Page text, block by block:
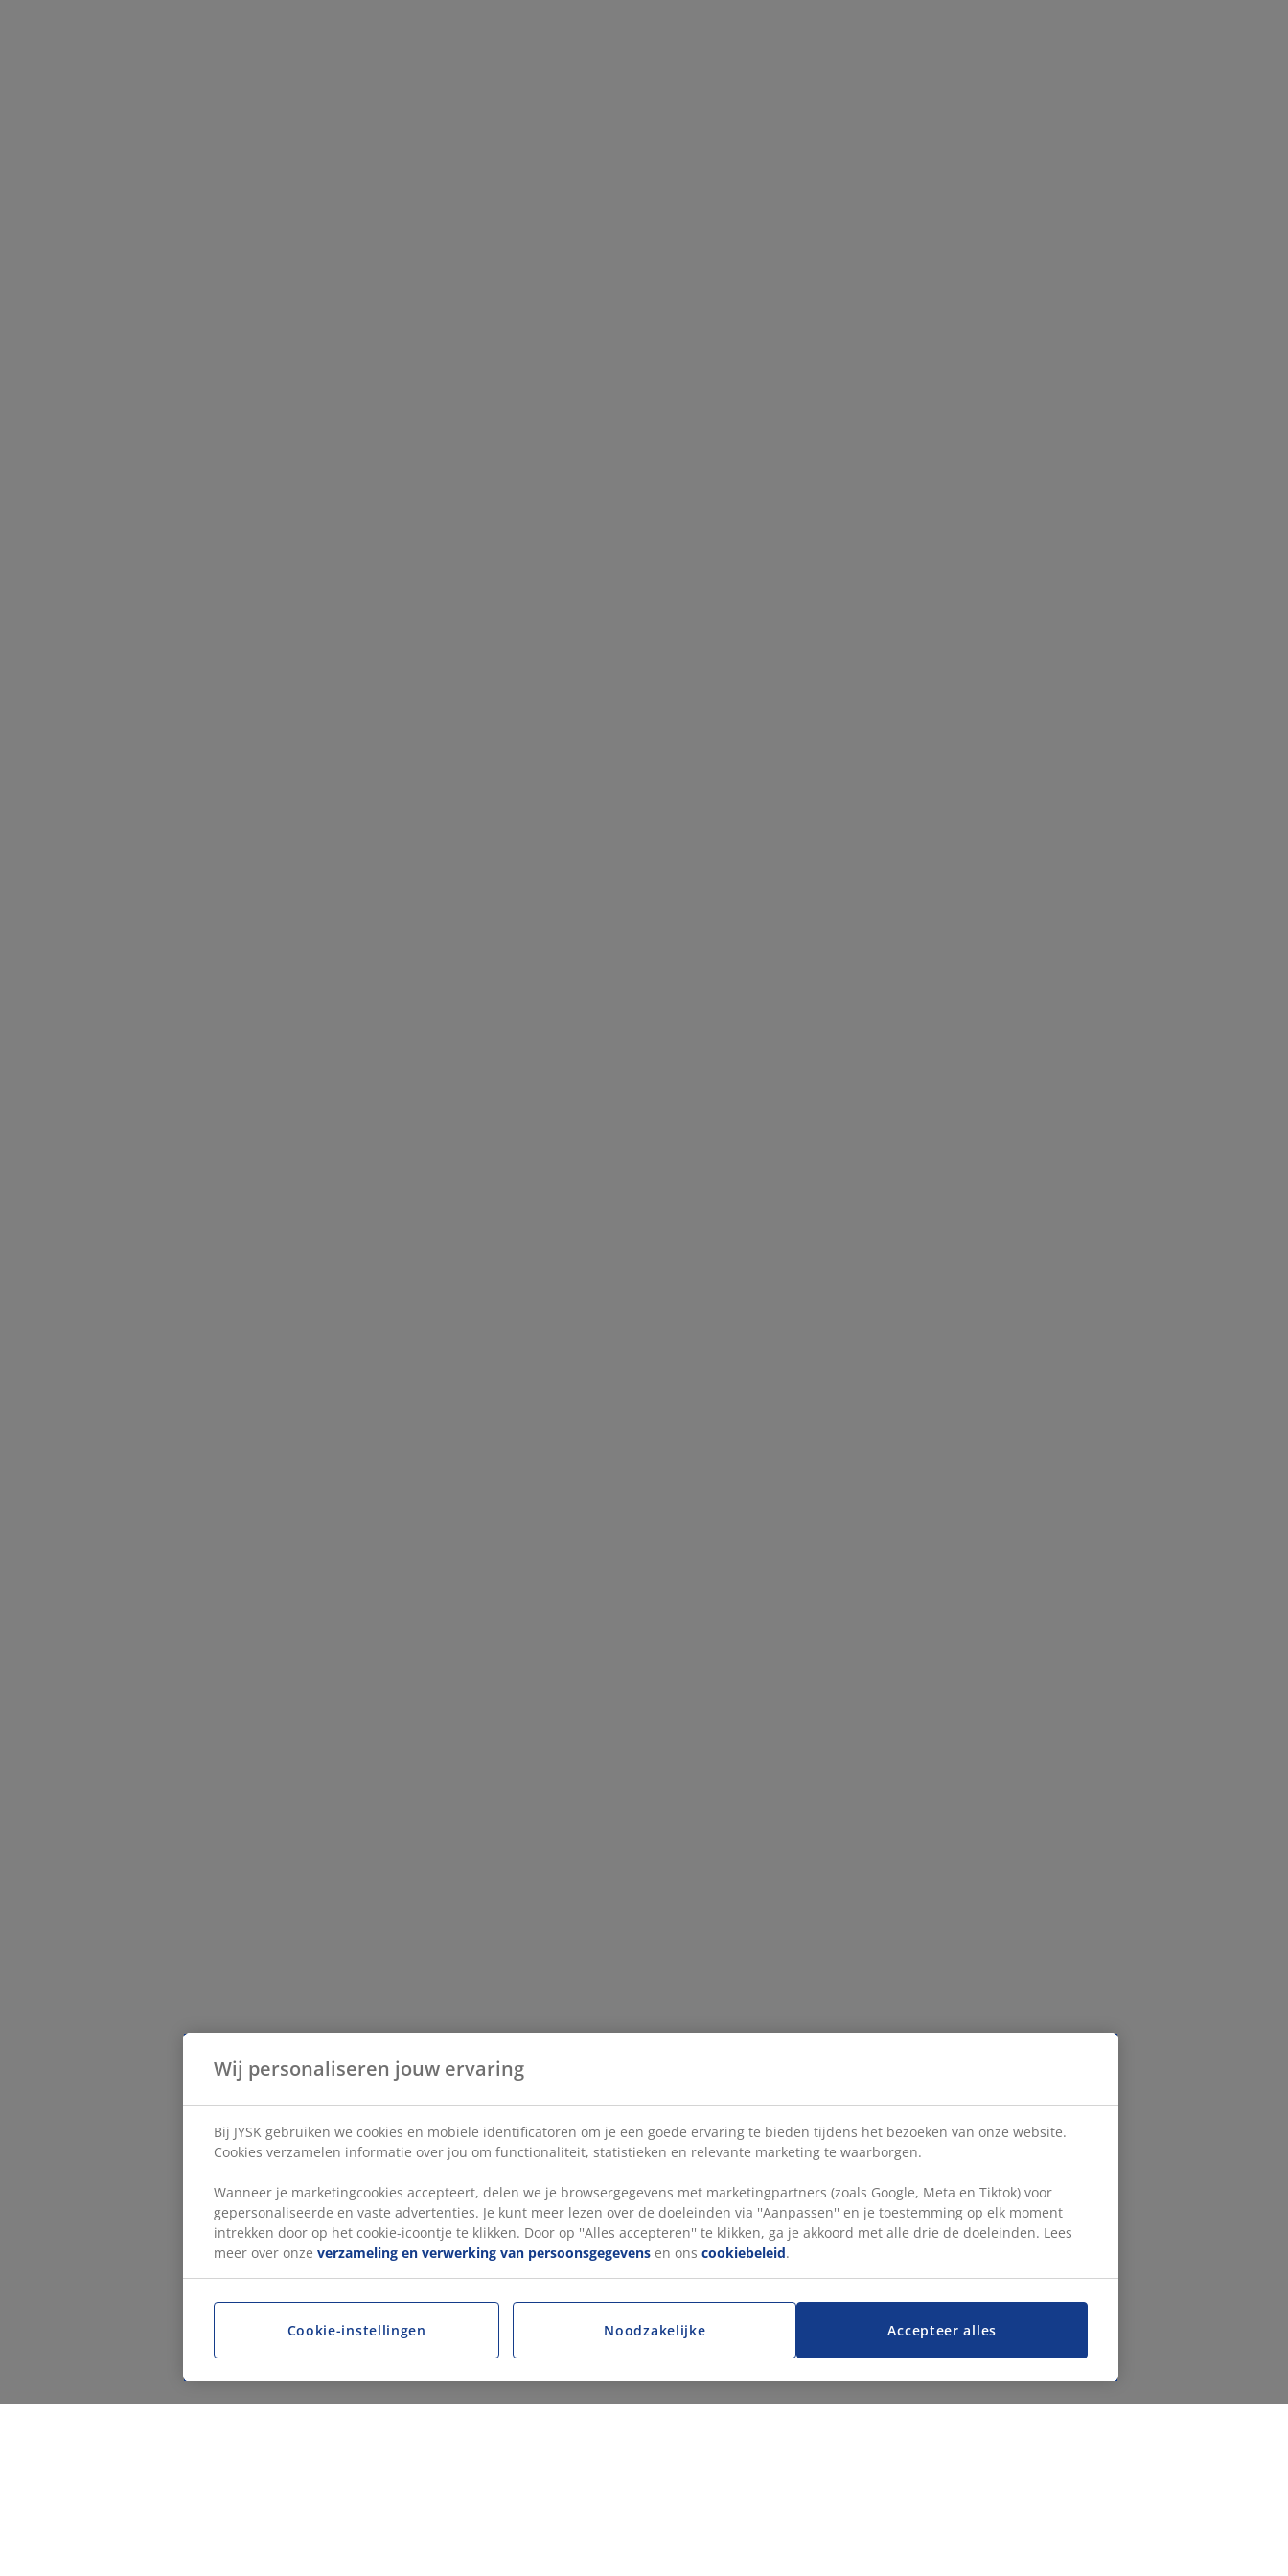
Wij personaliseren jouw ervaring
Bij JYSK gebruiken we cookies en mobiele identificatoren om je een goede ervaring te bieden tijdens het bezoeken van onze website.
Cookies verzamelen informatie over jou om functionaliteit, statistieken en relevante marketing te waarborgen.
Wanneer je marketingcookies accepteert, delen we je browsergegevens met marketingpartners (zoals Google, Meta en Tiktok) voor
gepersonaliseerde en vaste advertenties. Je kunt meer lezen over de doeleinden via ''Aanpassen'' en je toestemming op elk moment
intrekken door op het cookie-icoontje te klikken. Door op ''Alles accepteren'' te klikken, ga je akkoord met alle drie de doeleinden. Lees
meer over onze verzameling en verwerking van persoonsgegevens en ons cookiebeleid.
Accepteer alles
Cookie-instellingen Noodzakelijke